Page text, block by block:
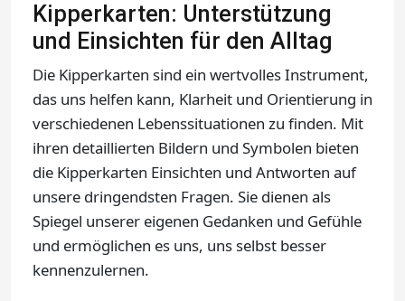
Kipperkarten: Unterstützung
und Einsichten für den Alltag
Die Kipperkarten sind ein wertvolles Instrument,
das uns helfen kann, Klarheit und Orientierung in
verschiedenen Lebenssituationen zu finden. Mit
ihren detaillierten Bildern und Symbolen bieten
die Kipperkarten Einsichten und Antworten auf
unsere dringendsten Fragen. Sie dienen als
Spiegel unserer eigenen Gedanken und Gefühle
und ermöglichen es uns, uns selbst besser
kennenzulernen.